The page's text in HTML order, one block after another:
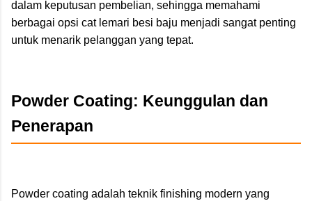
dalam keputusan pembelian, sehingga memahami
berbagai opsi cat lemari besi baju menjadi sangat penting
untuk menarik pelanggan yang tepat.
Powder Coating: Keunggulan dan
Penerapan
Powder coating adalah teknik finishing modern yang